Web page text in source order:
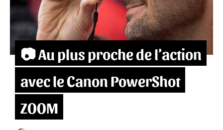
📷 Au plus proche de l’action
avec le Canon PowerShot
ZOOM